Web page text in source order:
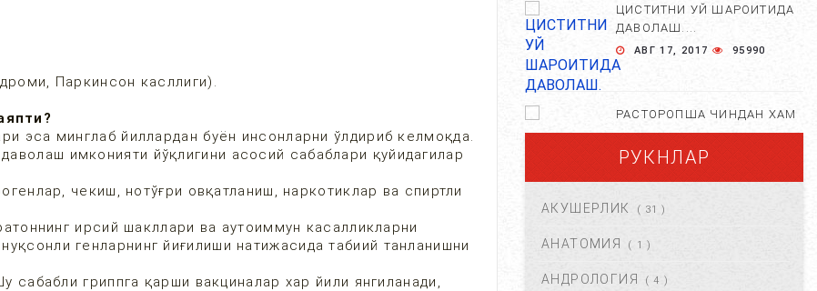
Паркинсон касллиги).
эса минглаб йиллардан буён инсонларни ўлдириб келмоқда.
имконияти йўқлигини асосий сабаблари қуйидагилар
чекиш, нотўғри овқатланиш, наркотиклар ва спиртли
ирсий шакллари ва аутоиммун касалликларни
генларнинг йиғилиши натижасида табиий танланишни
гриппга қарши вакциналар хар йили янгиланади,
ЦИСТИТНИ УЙ ШАРОИТИДА
ДАВОЛАШ....
АВГ 17, 2017 95990
РАСТОРОПША ЧИНДАН ХАМ
ФОЙДАЛИМИ?...
АПР 25, 2021
ХОМИЛА ЖИНСИНИ
АНИҚЛАШНИНГ
НОСТАНДАРТ УСУЛЛАРИ....
АВГ 22, 2017
РУКНЛАР
АКУШЕРЛИК ( 31 )
АНАТОМИЯ ( 1 )
АНДРОЛОГИЯ ( 4 )